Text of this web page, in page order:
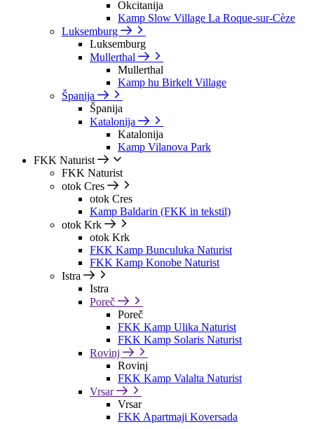
Okcitanija
Kamp Slow Village La Roque-sur-Cèze
Luksemburg
Luksemburg
Mullerthal
Mullerthal
Kamp hu Birkelt Village
Španija
Španija
Katalonija
Katalonija
Kamp Vilanova Park
FKK Naturist
FKK Naturist
otok Cres
otok Cres
Kamp Baldarin (FKK in tekstil)
otok Krk
otok Krk
FKK Kamp Bunculuka Naturist
FKK Kamp Konobe Naturist
Istra
Istra
Poreč
Poreč
FKK Kamp Ulika Naturist
FKK Kamp Solaris Naturist
Rovinj
Rovinj
FKK Kamp Valalta Naturist
Vrsar
Vrsar
FKK Apartmaji Koversada